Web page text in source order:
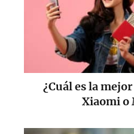
¿Cuál es la
Xiaomi o